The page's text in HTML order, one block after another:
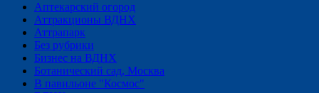
Аптекарский огород
Аттракционы ВДНХ
Аттрапарк
Без рубрики
Бизнес на ВДНХ
Ботанический сад, Москва
В павильоне "Космос"